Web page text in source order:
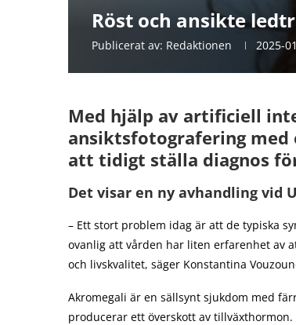
Röst och ansikte
Publicerat av: Redaktionen 2025-
Med hjälp av artificiell
ansiktsfotografering
att tidigt ställa diagnos
Det visar en ny avhandling vid
– Ett stort problem idag är att de typiska
ovanlig att vården har liten erfarenhet av
och livskvalitet, säger Konstantina
Akromegali är en sällsynt sjukdom med
producerar ett överskott av